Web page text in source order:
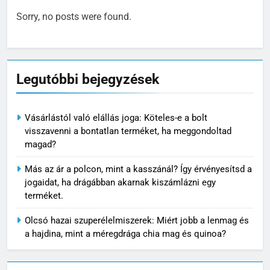
Sorry, no posts were found.
Legutóbbi bejegyzések
Vásárlástól való elállás joga: Köteles-e a bolt
visszavenni a bontatlan terméket, ha meggondoltad
magad?
Más az ár a polcon, mint a kasszánál? Így érvényesítsd a
jogaidat, ha drágábban akarnak kiszámlázni egy
terméket.
Olcsó hazai szuperélelmiszerek: Miért jobb a lenmag és
a hajdina, mint a méregdrága chia mag és quinoa?